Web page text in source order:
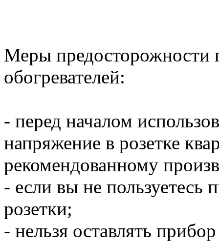
Меры предосторожности
обогревателей:
- перед началом
напряжение в розетке
рекомендованному
- если вы не пользуетесь
розетки;
- нельзя оставлять